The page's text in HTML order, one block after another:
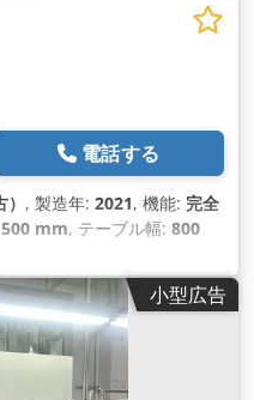
電話する
, 製造年: 2021, 機能: 完全
500 mm, テーブル幅: 800
:
小型広告